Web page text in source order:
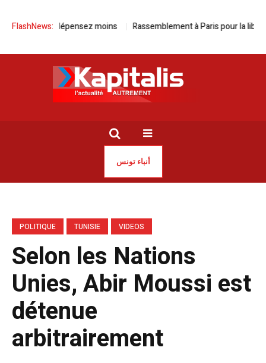
FlashNews:
plus, dépensez moins Rassemblement à Paris pour la libération
أنباء تونس
POLITIQUE TUNISIE VIDEOS
Selon les Nations
Unies, Abir Moussi est
détenue
arbitrairement